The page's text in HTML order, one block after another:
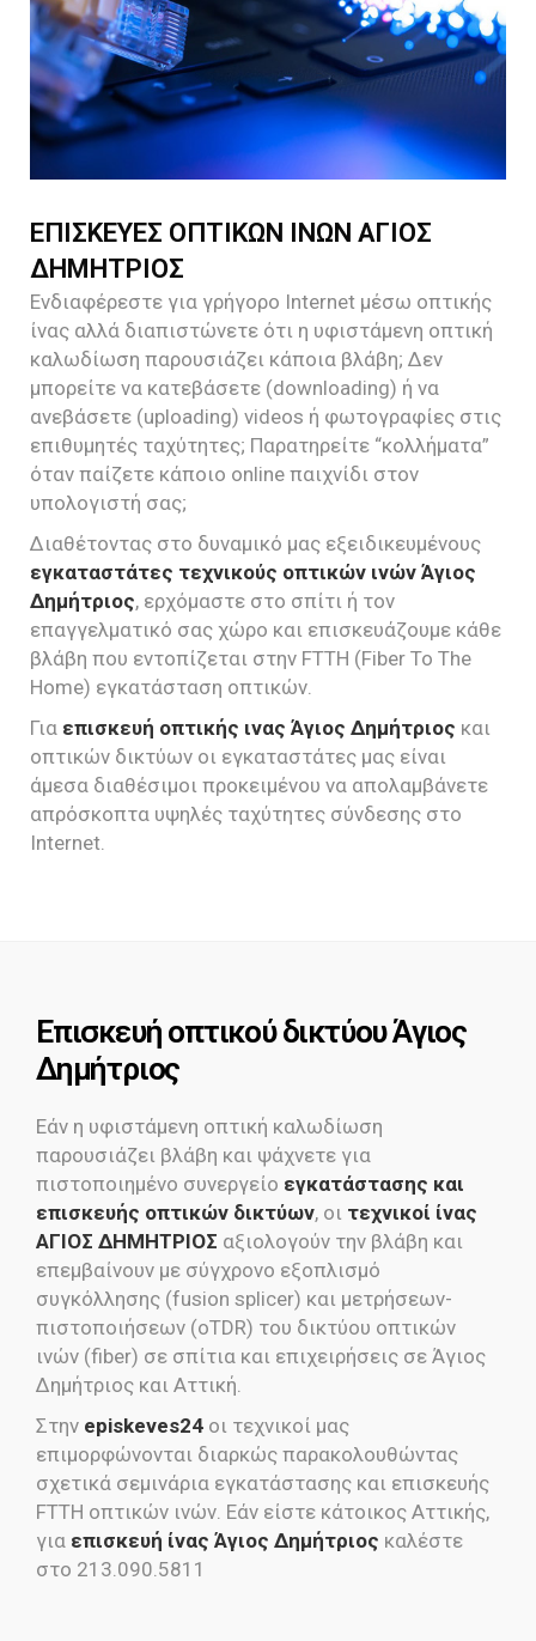
ΕΠΙΣΚΕΥΕΣ ΟΠΤΙΚΩΝ ΙΝΩΝ ΑΓΙΟΣ
ΔΗΜΗΤΡΙΟΣ
Ενδιαφέρεστε για γρήγορο Internet μέσω οπτικής
ίνας αλλά διαπιστώνετε ότι η υφιστάμενη οπτική
καλωδίωση παρουσιάζει κάποια βλάβη; Δεν
μπορείτε να κατεβάσετε (downloading) ή να
ανεβάσετε (uploading) videos ή φωτογραφίες στις
επιθυμητές ταχύτητες; Παρατηρείτε “κολλήματα”
όταν παίζετε κάποιο online παιχνίδι στον
υπολογιστή σας;
Διαθέτοντας στο δυναμικό μας εξειδικευμένους
εγκαταστάτες τεχνικούς οπτικών ινών Άγιος
Δημήτριος, ερχόμαστε στο σπίτι ή τον
επαγγελματικό σας χώρο και επισκευάζουμε κάθε
βλάβη που εντοπίζεται στην FTTH (Fiber To The
Home) εγκατάσταση οπτικών.
Για επισκευή οπτικής ινας Άγιος Δημήτριος και
οπτικών δικτύων οι εγκαταστάτες μας είναι
άμεσα διαθέσιμοι προκειμένου να απολαμβάνετε
απρόσκοπτα υψηλές ταχύτητες σύνδεσης στο
Internet.
Επισκευή οπτικού δικτύου Άγιος
Δημήτριος
Εάν η υφιστάμενη οπτική καλωδίωση
παρουσιάζει βλάβη και ψάχνετε για
πιστοποιημένο συνεργείο εγκατάστασης και
επισκευής οπτικών δικτύων, οι τεχνικοί ίνας
ΑΓΙΟΣ ΔΗΜΗΤΡΙΟΣ αξιολογούν την βλάβη και
επεμβαίνουν με σύγχρονο εξοπλισμό
συγκόλλησης (fusion splicer) και μετρήσεων-
πιστοποιήσεων (oTDR) του δικτύου οπτικών
ινών (fiber) σε σπίτια και επιχειρήσεις σε Άγιος
Δημήτριος και Αττική.
Στην episkeves24 οι τεχνικοί μας
επιμορφώνονται διαρκώς παρακολουθώντας
σχετικά σεμινάρια εγκατάστασης και επισκευής
FTTH οπτικών ινών. Εάν είστε κάτοικος Αττικής,
για επισκευή ίνας Άγιος Δημήτριος καλέστε
στο 213.090.5811